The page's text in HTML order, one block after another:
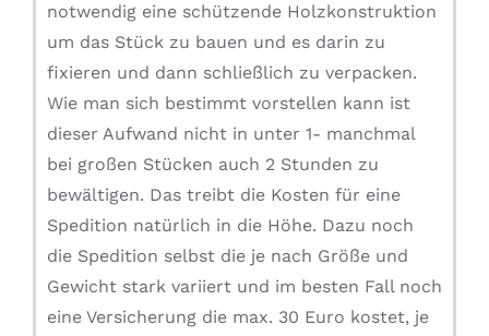
notwendig eine schützende Holzkonstruktion
um das Stück zu bauen und es darin zu
fixieren und dann schließlich zu verpacken.
Wie man sich bestimmt vorstellen kann ist
dieser Aufwand nicht in unter 1- manchmal
bei großen Stücken auch 2 Stunden zu
bewältigen. Das treibt die Kosten für eine
Spedition natürlich in die Höhe. Dazu noch
die Spedition selbst die je nach Größe und
Gewicht stark variiert und im besten Fall noch
eine Versicherung die max. 30 Euro kostet, je